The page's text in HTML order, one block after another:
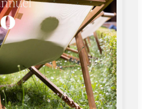
jeu : 10€ par mallette > Une
utilisée par 4 ou 5 enfants
adulte. > Accès gratuit au